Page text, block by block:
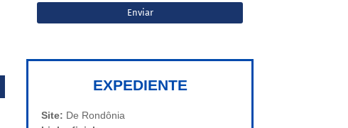
EXPEDIENTE
Site: De Rondônia